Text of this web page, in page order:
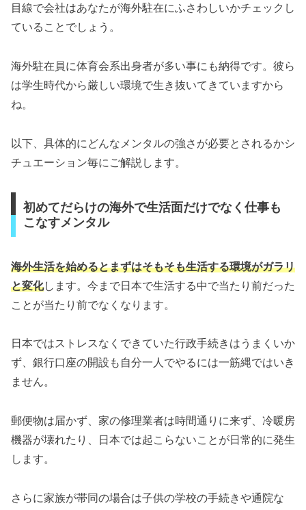
目線で会社はあなたが海外駐在にふさわしいかチェックし
ていることでしょう。
海外駐在員に体育会系出身者が多い事にも納得です。彼ら
は学生時代から厳しい環境で生き抜いてきていますから
ね。
以下、具体的にどんなメンタルの強さが必要とされるかシ
チュエーション毎にご解説します。
初めてだらけの海外で生活面だけでなく仕事も
こなすメンタル
海外生活を始めるとまずはそもそも生活する環境がガラリ
と変化します。今まで日本で生活する中で当たり前だった
ことが当たり前でなくなります。
日本ではストレスなくできていた行政手続きはうまくいか
ず、銀行口座の開設も自分一人でやるには一筋縄ではいき
ません。
郵便物は届かず、家の修理業者は時間通りに来ず、冷暖房
機器が壊れたり、日本では起こらないことが日常的に発生
します。
さらに家族が帯同の場合は子供の学校の手続きや通院な